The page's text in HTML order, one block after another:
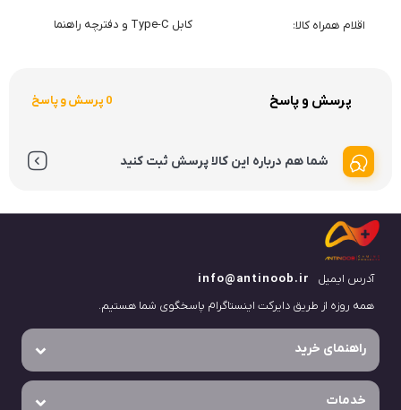
اقلام همراه کالا کابل Type-C و دفترچه راهنما
پرسش و پاسخ 0 پرسش و پاسخ
شما هم درباره این کالا پرسش ثبت کنید
آدرس ایمیل
info@antinoob.ir
همه روزه از طریق دایرکت اینستاگرام پاسخگوی شما هستیم.
راهنمای خرید
خدمات